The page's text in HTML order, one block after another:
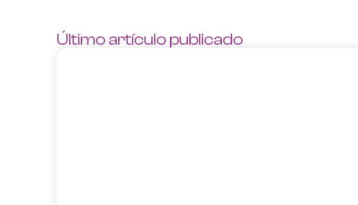
Último artículo publicado